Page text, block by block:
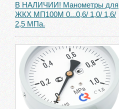
В НАЛИЧИИ! Манометры для
ЖКХ МП100М 0...0,6/ 1,0/ 1,6/
2,5 МПа.